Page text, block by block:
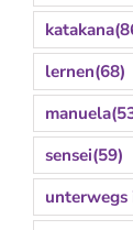
katakana
lernen(68)
manuela
sensei(59)
unterwegs